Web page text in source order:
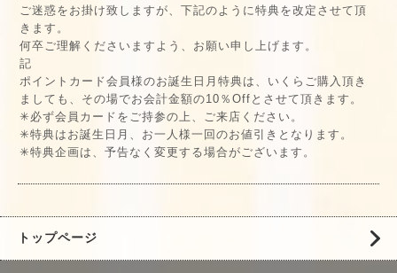
ご迷惑をお掛け致しますが、下記のように特典を改定させて頂
きます。
何卒ご理解くださいますよう、お願い申し上げます。
記
ポイントカード会員様のお誕生日月特典は、いくらご購入頂き
ましても、その場でお会計金額の10％Offとさせて頂きます。
✳必ず会員カードをご持参の上、ご来店ください。
✳特典はお誕生日月、お一人様一回のお値引きとなります。
✳特典企画は、予告なく変更する場合がございます。
トップページ